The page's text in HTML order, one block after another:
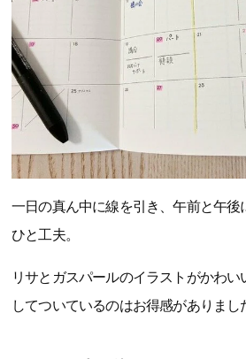
一日の真ん中に線を引き、午前と午後
ひと工夫。
リサとガスパールのイラストがかわい
してついているのはお得感がありまし